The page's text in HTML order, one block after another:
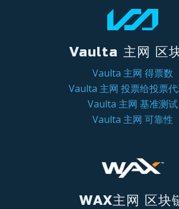
Vaulta 主网 区
Vaulta 主网 得票数
Vaulta 主网 投票给投票代
Vaulta 主网 基准测试
Vaulta 主网 可靠性
WAX主网 区块